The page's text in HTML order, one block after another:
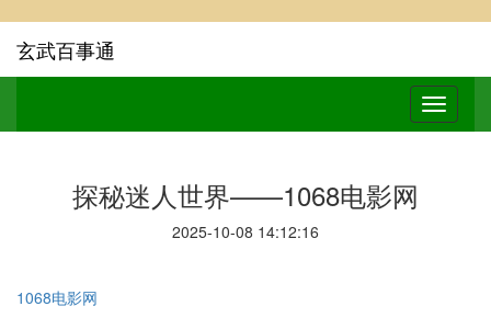
玄武百事通
探秘迷人世界——1068电影网
2025-10-08 14:12:16
1068电影网